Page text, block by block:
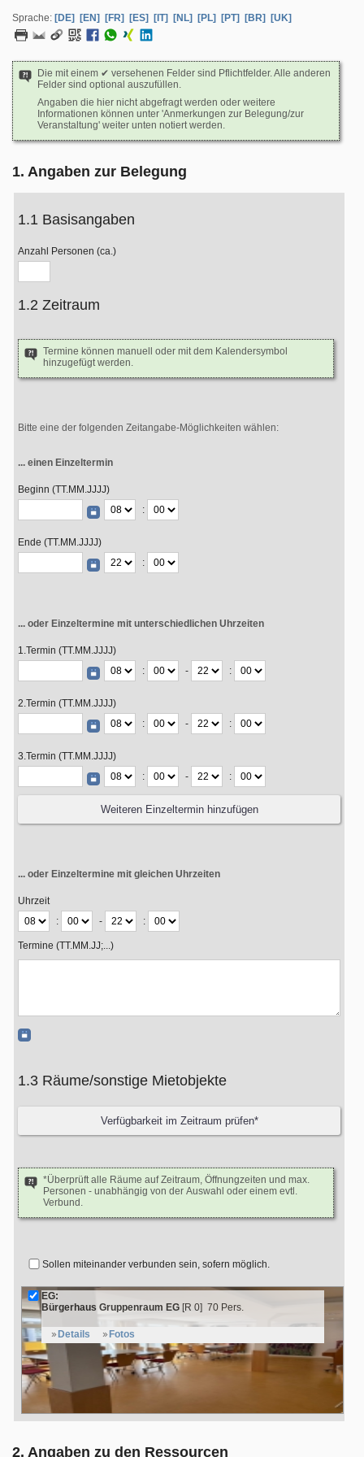
Sprache: [DE] [EN] [FR] [ES] [IT] [NL] [PL] [PT] [BR] [UK]
Die mit einem ✔ versehenen Felder sind Pflichtfelder. Alle anderen
Felder sind optional auszufüllen.
Angaben die hier nicht abgefragt werden oder weitere
Informationen können unter 'Anmerkungen zur Belegung/zur
Veranstaltung' weiter unten notiert werden.
1. Angaben zur Belegung
1.1 Basisangaben
Anzahl Personen (ca.)
1.2 Zeitraum
Termine können manuell oder mit dem Kalendersymbol
hinzugefügt werden.
Bitte eine der folgenden Zeitangabe-Möglichkeiten wählen:
... einen Einzeltermin
Beginn (TT.MM.JJJJ)
:
Ende (TT.MM.JJJJ)
:
... oder Einzeltermine mit unterschiedlichen Uhrzeiten
1.Termin (TT.MM.JJJJ)
:
- :
2.Termin (TT.MM.JJJJ)
:
- :
3.Termin (TT.MM.JJJJ)
:
- :
... oder Einzeltermine mit gleichen Uhrzeiten
Uhrzeit
:
- :
Termine (TT.MM.JJ;...)
1.3 Räume/sonstige Mietobjekte
*Überprüft alle Räume auf Zeitraum, Öffnungzeiten und max.
Personen - unabhängig von der Auswahl oder einem evtl.
Verbund.
Sollen miteinander verbunden sein, sofern möglich.
EG:
Bürgerhaus Gruppenraum EG [R 0] 70 Pers.
Details Fotos
2. Angaben zu den Ressourcen